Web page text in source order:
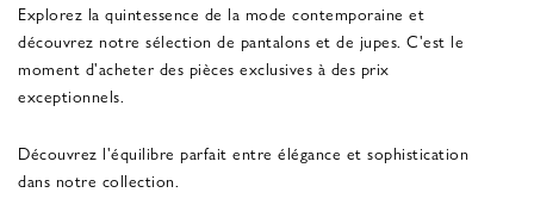
Explorez la quintessence de la mode contemporaine et
découvrez notre sélection de pantalons et de jupes. C'est le
moment d'acheter des pièces exclusives à des prix
exceptionnels.
Découvrez l'équilibre parfait entre élégance et sophistication
dans notre collection.